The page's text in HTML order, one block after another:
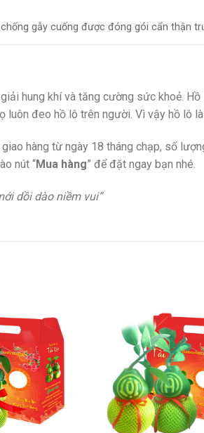
gẫy cuống được đóng gói cẩn thận
hung khí và tăng cường sức khoẻ.
luôn đeo hồ lô trên người. Vì vậy hồ lô
hàng từ ngày 18 tháng chạp, số
nút “Mua hàng” để đặt ngay bạn nhé.
dồi dào niềm vui”